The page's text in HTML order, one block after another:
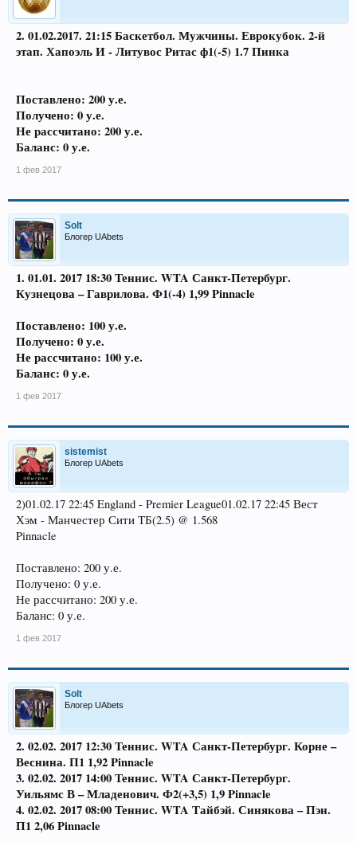
2. 01.02.2017. 21:15 Баскетбол. Мужчины. Еврокубок. 2-й
этап. Хапоэль И - Литувос Ритас ф1(-5) 1.7 Пинка
Поставлено: 200 у.е.
Получено: 0 у.е.
Не рассчитано: 200 у.е.
Баланс: 0 у.е.
1 фев 2017
Solt
Блогер UAbets
1. 01.01. 2017 18:30 Теннис. WTA Санкт-Петербург.
Кузнецова – Гаврилова. Ф1(-4) 1,99 Pinnacle
Поставлено: 100 у.е.
Получено: 0 у.е.
Не рассчитано: 100 у.е.
Баланс: 0 у.е.
1 фев 2017
sistemist
Блогер UAbets
2)01.02.17 22:45 England - Premier League01.02.17 22:45 Вест
Хэм - Манчестер Сити ТБ(2.5) @ 1.568
Pinnacle
Поставлено: 200 у.е.
Получено: 0 у.е.
Не рассчитано: 200 у.е.
Баланс: 0 у.е.
1 фев 2017
Solt
Блогер UAbets
2. 02.02. 2017 12:30 Теннис. WTA Санкт-Петербург. Корне –
Веснина. П1 1,92 Pinnacle
3. 02.02. 2017 14:00 Теннис. WTA Санкт-Петербург.
Уильямс В – Младенович. Ф2(+3,5) 1,9 Pinnacle
4. 02.02. 2017 08:00 Теннис. WTA Тайбэй. Синякова – Пэн.
П1 2,06 Pinnacle